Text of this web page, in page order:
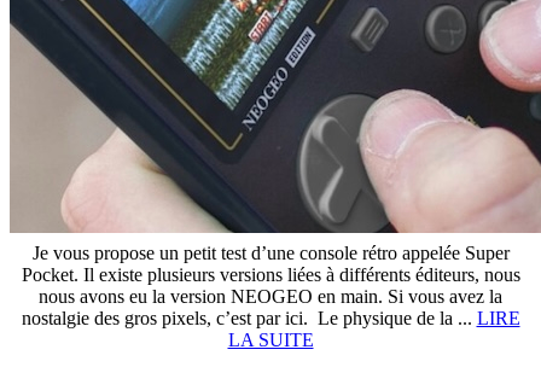
Je vous propose un petit test d’une console rétro appelée Super
Pocket. Il existe plusieurs versions liées à différents éditeurs, nous
nous avons eu la version NEOGEO en main. Si vous avez la
nostalgie des gros pixels, c’est par ici. Le physique de la ... LIRE
LA SUITE